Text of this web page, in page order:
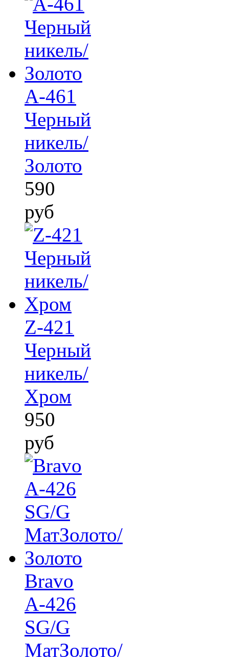
А-461
Черный
никель/
Золото
590
руб
Z-421
Черный
никель/
Хром
950
руб
Bravo
A-426
SG/G
МатЗолото/